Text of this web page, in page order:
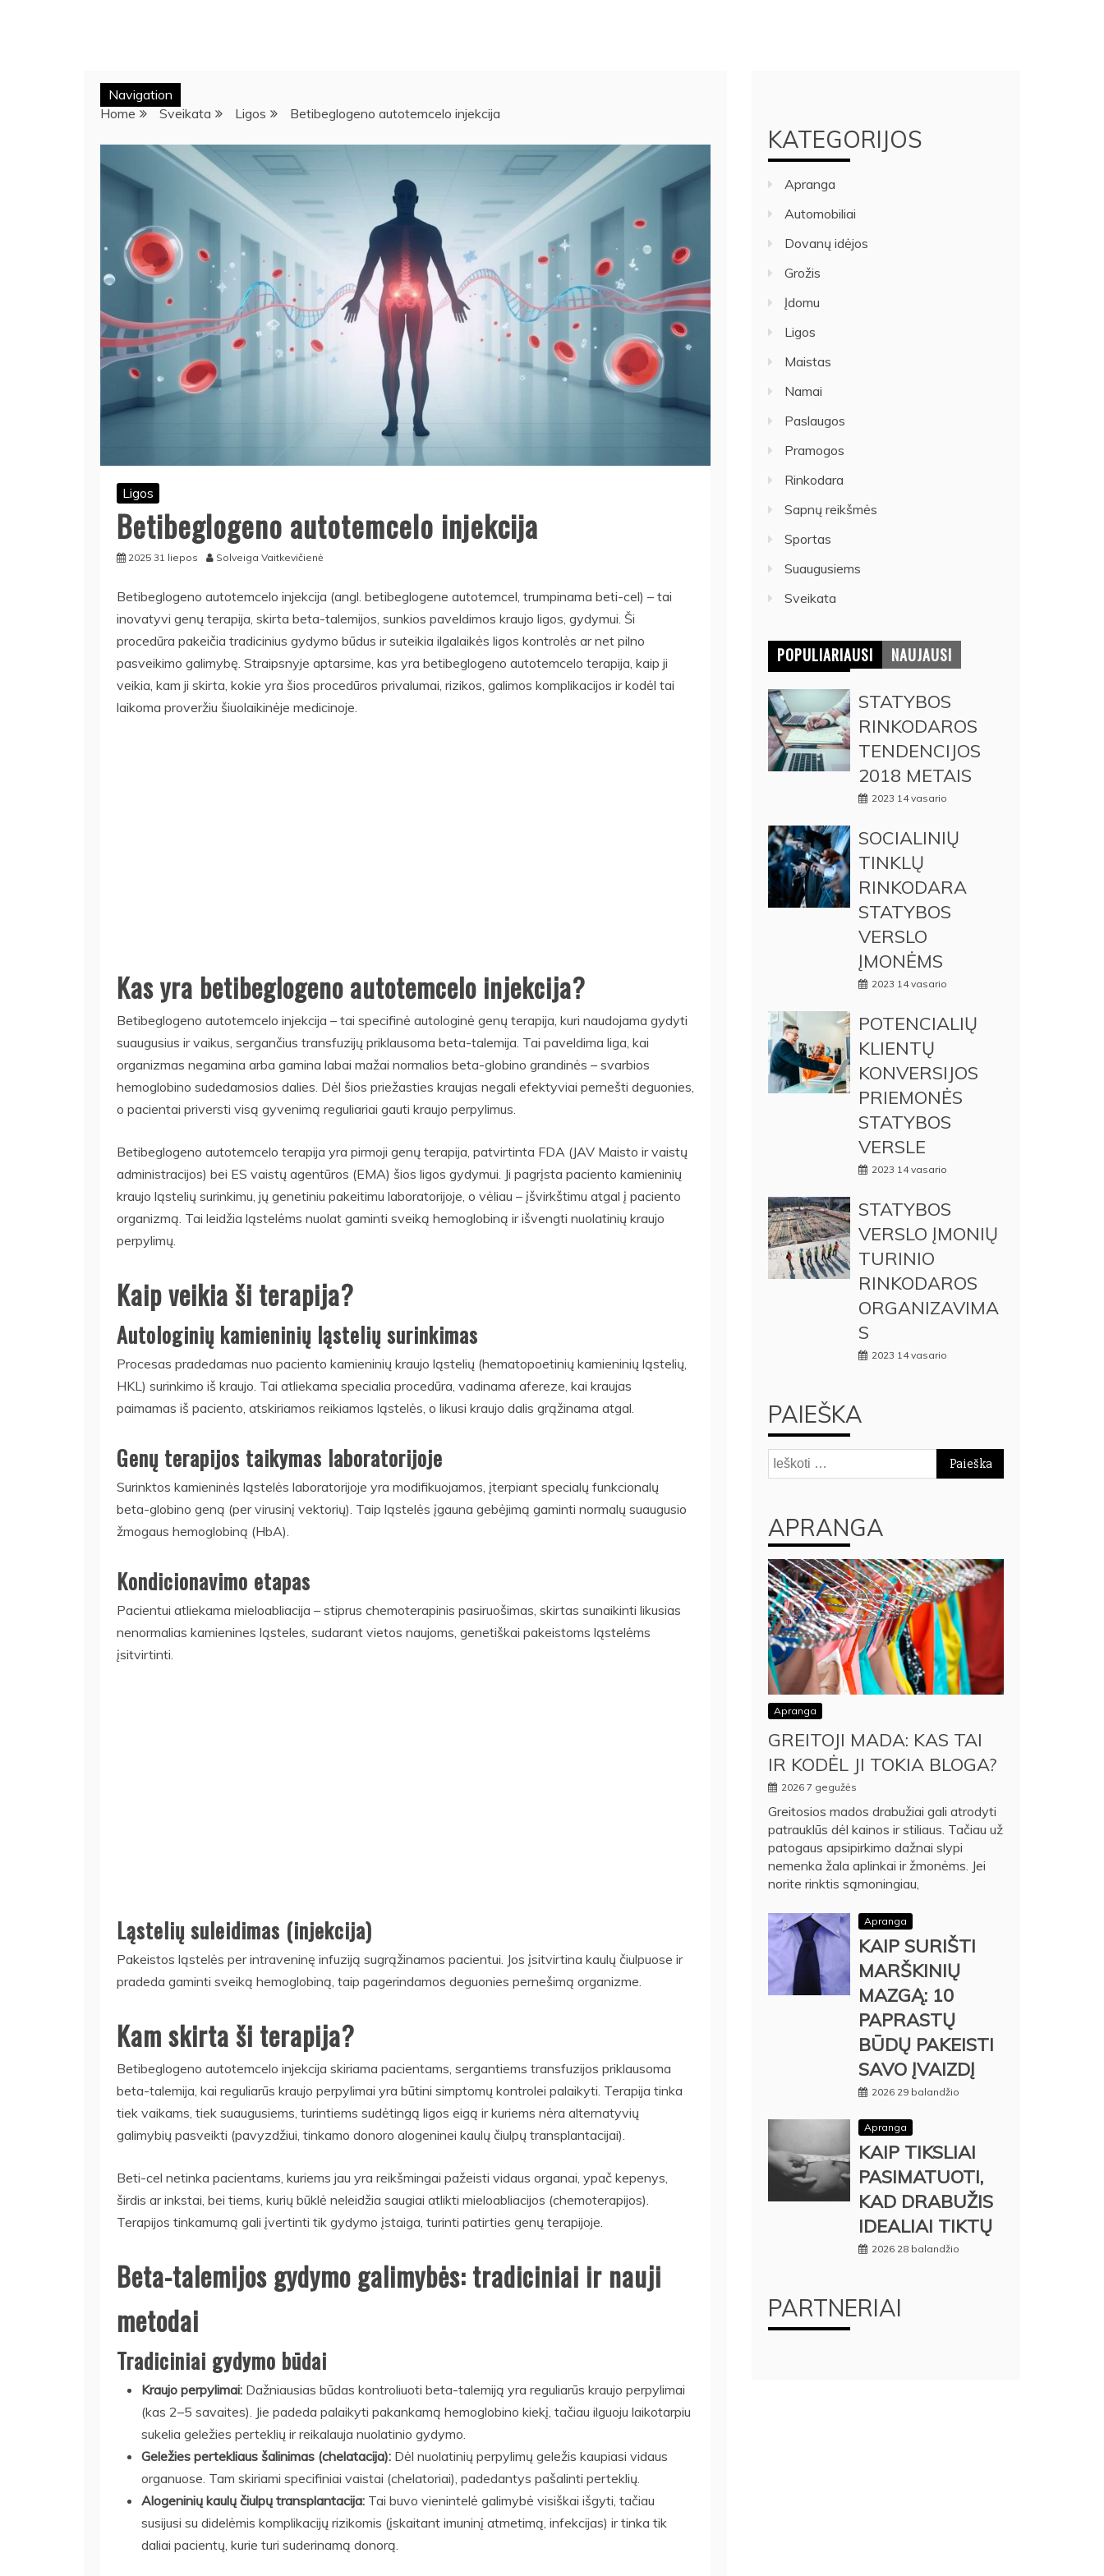
Navigation
Home
Sveikata Ligos Betibeglogeno autotemcelo injekcija
Ligos
Betibeglogeno autotemcelo injekcija
2025 31 liepos Solveiga Vaitkevičienė
Betibeglogeno autotemcelo injekcija (angl. betibeglogene autotemcel, trumpinama beti-cel) – tai
inovatyvi genų terapija, skirta beta-talemijos, sunkios paveldimos kraujo ligos, gydymui. Ši
procedūra pakeičia tradicinius gydymo būdus ir suteikia ilgalaikės ligos kontrolės ar net pilno
pasveikimo galimybę. Straipsnyje aptarsime, kas yra betibeglogeno autotemcelo terapija, kaip ji
veikia, kam ji skirta, kokie yra šios procedūros privalumai, rizikos, galimos komplikacijos ir kodėl tai
laikoma proveržiu šiuolaikinėje medicinoje.
Kas yra betibeglogeno autotemcelo injekcija?
Betibeglogeno autotemcelo injekcija – tai specifinė autologinė genų terapija, kuri naudojama gydyti
suaugusius ir vaikus, sergančius transfuzijų priklausoma beta-talemija. Tai paveldima liga, kai
organizmas negamina arba gamina labai mažai normalios beta-globino grandinės – svarbios
hemoglobino sudedamosios dalies. Dėl šios priežasties kraujas negali efektyviai pernešti deguonies,
o pacientai priversti visą gyvenimą reguliariai gauti kraujo perpylimus.
Betibeglogeno autotemcelo terapija yra pirmoji genų terapija, patvirtinta FDA (JAV Maisto ir vaistų
administracijos) bei ES vaistų agentūros (EMA) šios ligos gydymui. Ji pagrįsta paciento kamieninių
kraujo ląstelių surinkimu, jų genetiniu pakeitimu laboratorijoje, o vėliau – įšvirkštimu atgal į paciento
organizmą. Tai leidžia ląstelėms nuolat gaminti sveiką hemoglobiną ir išvengti nuolatinių kraujo
perpylimų.
Kaip veikia ši terapija?
Autologinių kamieninių ląstelių surinkimas
Procesas pradedamas nuo paciento kamieninių kraujo ląstelių (hematopoetinių kamieninių ląstelių,
HKL) surinkimo iš kraujo. Tai atliekama specialia procedūra, vadinama afereze, kai kraujas
paimamas iš paciento, atskiriamos reikiamos ląstelės, o likusi kraujo dalis grąžinama atgal.
Genų terapijos taikymas laboratorijoje
Surinktos kamieninės ląstelės laboratorijoje yra modifikuojamos, įterpiant specialų funkcionalų
beta-globino geną (per virusinį vektorių). Taip ląstelės įgauna gebėjimą gaminti normalų suaugusio
žmogaus hemoglobiną (HbA).
Kondicionavimo etapas
Pacientui atliekama mieloabliacija – stiprus chemoterapinis pasiruošimas, skirtas sunaikinti likusias
nenormalias kamienines ląsteles, sudarant vietos naujoms, genetiškai pakeistoms ląstelėms
įsitvirtinti.
Ląstelių suleidimas (injekcija)
Pakeistos ląstelės per intraveninę infuziją sugrąžinamos pacientui. Jos įsitvirtina kaulų čiulpuose ir
pradeda gaminti sveiką hemoglobiną, taip pagerindamos deguonies pernešimą organizme.
Kam skirta ši terapija?
Betibeglogeno autotemcelo injekcija skiriama pacientams, sergantiems transfuzijos priklausoma
beta-talemija, kai reguliarūs kraujo perpylimai yra būtini simptomų kontrolei palaikyti. Terapija tinka
tiek vaikams, tiek suaugusiems, turintiems sudėtingą ligos eigą ir kuriems nėra alternatyvių
galimybių pasveikti (pavyzdžiui, tinkamo donoro alogeninei kaulų čiulpų transplantacijai).
Beti-cel netinka pacientams, kuriems jau yra reikšmingai pažeisti vidaus organai, ypač kepenys,
širdis ar inkstai, bei tiems, kurių būklė neleidžia saugiai atlikti mieloabliacijos (chemoterapijos).
Terapijos tinkamumą gali įvertinti tik gydymo įstaiga, turinti patirties genų terapijoje.
Beta-talemijos gydymo galimybės: tradiciniai ir nauji
metodai
Tradiciniai gydymo būdai
Kraujo perpylimai: Dažniausias būdas kontroliuoti beta-talemiją yra reguliarūs kraujo perpylimai
(kas 2–5 savaites). Jie padeda palaikyti pakankamą hemoglobino kiekį, tačiau ilguoju laikotarpiu
sukelia geležies perteklių ir reikalauja nuolatinio gydymo.
Geležies pertekliaus šalinimas (chelatacija): Dėl nuolatinių perpylimų geležis kaupiasi vidaus
organuose. Tam skiriami specifiniai vaistai (chelatoriai), padedantys pašalinti perteklių.
Alogeninių kaulų čiulpų transplantacija: Tai buvo vienintelė galimybė visiškai išgyti, tačiau
susijusi su didelėmis komplikacijų rizikomis (įskaitant imuninį atmetimą, infekcijas) ir tinka tik
daliai pacientų, kurie turi suderinamą donorą.
KATEGORIJOS
Apranga
Automobiliai
Dovanų idėjos
Grožis
Įdomu
Ligos
Maistas
Namai
Paslaugos
Pramogos
Rinkodara
Sapnų reikšmės
Sportas
Suaugusiems
Sveikata
POPULIARIAUSI NAUJAUSI
STATYBOS
RINKODAROS
TENDENCIJOS
2018 METAIS
2023 14 vasario
SOCIALINIŲ
TINKLŲ
RINKODARA
STATYBOS
VERSLO
ĮMONĖMS
2023 14 vasario
POTENCIALIŲ
KLIENTŲ
KONVERSIJOS
PRIEMONĖS
STATYBOS
VERSLE
2023 14 vasario
STATYBOS
VERSLO ĮMONIŲ
TURINIO
RINKODAROS
ORGANIZAVIMA
S
2023 14 vasario
PAIEŠKA
Ieškoti:
APRANGA
Apranga
GREITOJI MADA: KAS TAI
IR KODĖL JI TOKIA BLOGA?
2026 7 gegužės
Greitosios mados drabužiai gali atrodyti
patrauklūs dėl kainos ir stiliaus. Tačiau už
patogaus apsipirkimo dažnai slypi
nemenka žala aplinkai ir žmonėms. Jei
norite rinktis sąmoningiau,
Apranga
KAIP SURIŠTI
MARŠKINIŲ
MAZGĄ: 10
PAPRASTŲ
BŪDŲ PAKEISTI
SAVO ĮVAIZDĮ
2026 29 balandžio
Apranga
KAIP TIKSLIAI
PASIMATUOTI,
KAD DRABUŽIS
IDEALIAI TIKTŲ
2026 28 balandžio
PARTNERIAI